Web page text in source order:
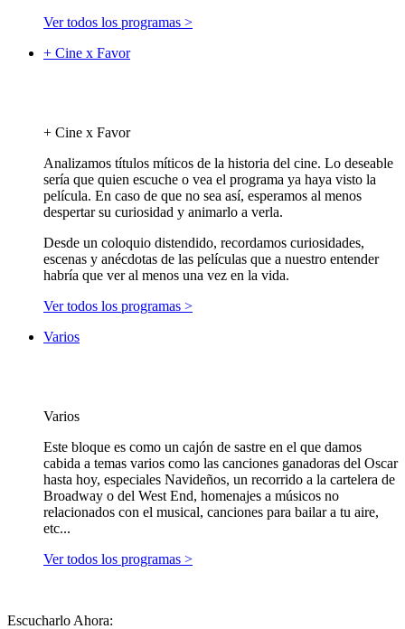
Ver todos los programas >
+ Cine x Favor
+ Cine x Favor
Analizamos títulos míticos de la historia del cine. Lo deseable
sería que quien escuche o vea el programa ya haya visto la
película. En caso de que no sea así, esperamos al menos
despertar su curiosidad y animarlo a verla.
Desde un coloquio distendido, recordamos curiosidades,
escenas y anécdotas de las películas que a nuestro entender
habría que ver al menos una vez en la vida.
Ver todos los programas >
Varios
Varios
Este bloque es como un cajón de sastre en el que damos
cabida a temas varios como las canciones ganadoras del Oscar
hasta hoy, especiales Navideños, un recorrido a la cartelera de
Broadway o del West End, homenajes a músicos no
relacionados con el musical, canciones para bailar a tu aire,
etc...
Ver todos los programas >
Escucharlo Ahora: